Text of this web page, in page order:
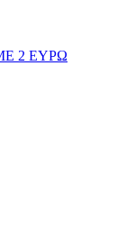
2 ΕΥΡΩ